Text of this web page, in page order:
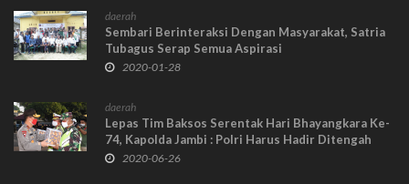
daerah
Sembari Berinteraksi Dengan Masyarakat, Satria
Tubagus Serap Semua Aspirasi
2020-01-28
daerah
Lepas Tim Baksos Serentak Hari Bhayangkara Ke-
74, Kapolda Jambi : Polri Harus Hadir Ditengah
Masyarakat
2020-06-26